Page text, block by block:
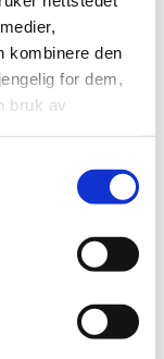
kombinere den
for dem,
bruk av